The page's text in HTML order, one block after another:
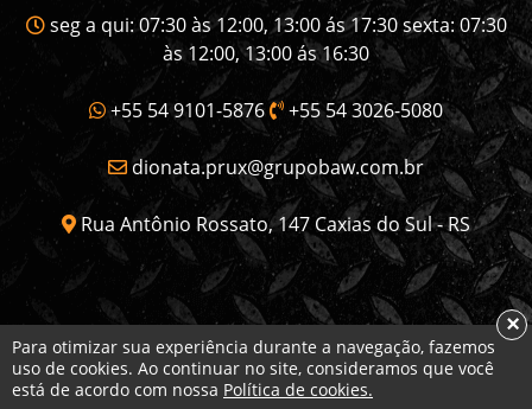
seg a qui: 07:30 às 12:00, 13:00 ás 17:30 sexta: 07:30
às 12:00, 13:00 ás 16:30
+55 54 9101-5876 +55 54 3026-5080
dionata.prux@grupobaw.com.br
Rua Antônio Rossato, 147 Caxias do Sul - RS
Copyright © 2026 Ferrolan. Todos os direitos
reservados.
Para otimizar sua experiência durante a navegação, fazemos
uso de cookies. Ao continuar no site, consideramos que você
está de acordo com nossa Política de cookies.
×